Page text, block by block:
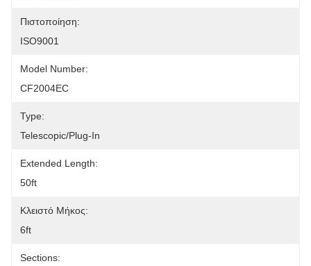
Πιστοποίηση:
ISO9001
Model Number:
CF2004EC
Type:
Telescopic/Plug-In
Extended Length:
50ft
Κλειστό Μήκος:
6ft
Sections: